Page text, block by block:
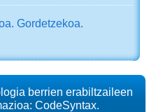
Gordetzekoa.
berrien erabiltzaileen
CodeSyntax.